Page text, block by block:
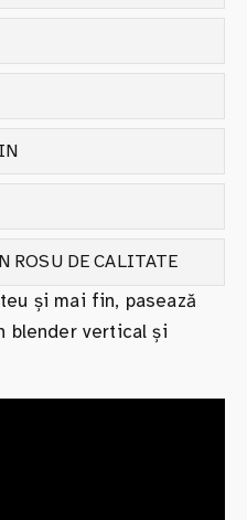
ROSU DE CALITATE
și mai fin, pasează
blender vertical și